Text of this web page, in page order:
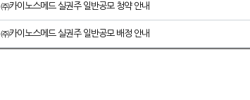
㈜카이노스메드 실권주 일반공모 청약 안내
㈜카이노스메드 실권주 일반공모 배정 안내